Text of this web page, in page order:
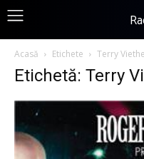
Acasă Etichete Terry
Etichetă: Terry